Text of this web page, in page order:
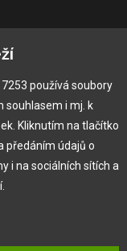
používá soubory
souhlasem i mj. k
Kliknutím na tlačítko
předáním údajů o
i na sociálních sítích a